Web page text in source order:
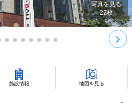
写真を見る
22枚
施設情報 地図を見る